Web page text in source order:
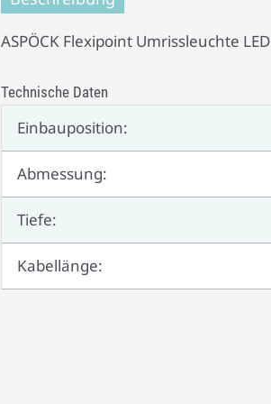
ASPÖCK Flexipoint Umrissleuchte
Technische Daten
Einbauposition:
Abmessung:
Tiefe:
Kabellänge: